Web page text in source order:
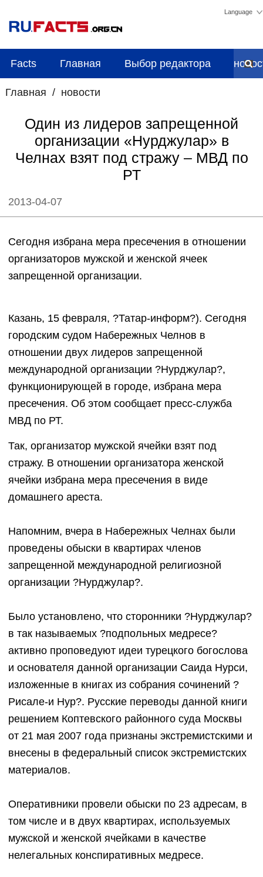
Language
Facts Главная Выбор редактора
Главная / новости
Один из лидеров запрещенной
организации «Нурджулар» в
Челнах взят под стражу – МВД по
РТ
2013-04-07
Сегодня избрана мера пресечения в отношении
организаторов мужской и женской ячеек
запрещенной организации.
Казань, 15 февраля, ?Татар-информ?). Сегодня
городским судом Набережных Челнов в
отношении двух лидеров запрещенной
международной организации ?Нурджулар?,
функционирующей в городе, избрана мера
пресечения. Об этом сообщает пресс-служба
МВД по РТ.
Так, организатор мужской ячейки взят под
стражу. В отношении организатора женской
ячейки избрана мера пресечения в виде
домашнего ареста.
Напомним, вчера в Набережных Челнах были
проведены обыски в квартирах членов
запрещенной международной религиозной
организации ?Нурджулар?.
Было установлено, что сторонники ?Нурджулар?
в так называемых ?подпольных медресе?
активно проповедуют идеи турецкого богослова
и основателя данной организации Саида Нурси,
изложенные в книгах из собрания сочинений ?
Рисале-и Нур?. Русские переводы данной книги
решением Коптевского районного суда Москвы
от 21 мая 2007 года признаны экстремистскими и
внесены в федеральный список экстремистских
материалов.
Оперативники провели обыски по 23 адресам, в
том числе и в двух квартирах, используемых
мужской и женской ячейками в качестве
нелегальных конспиративных медресе.